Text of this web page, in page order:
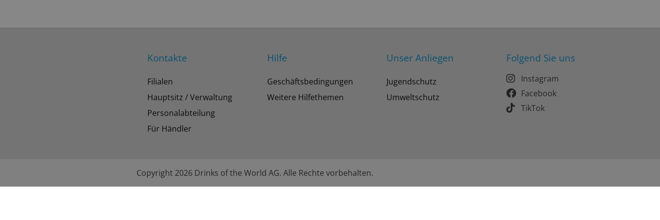
Kontakte
Filialen
Hauptsitz / Verwaltung
Personalabteilung
Für Händler
Hilfe
Geschäftsbedingungen
Weitere Hilfethemen
Unser Anliegen
Jugendschutz
Umweltschutz
Folgend Sie uns
Instagram
Facebook
TikTok
Copyright 2026 Drinks of the World AG. Alle Rechte vorbehalten.